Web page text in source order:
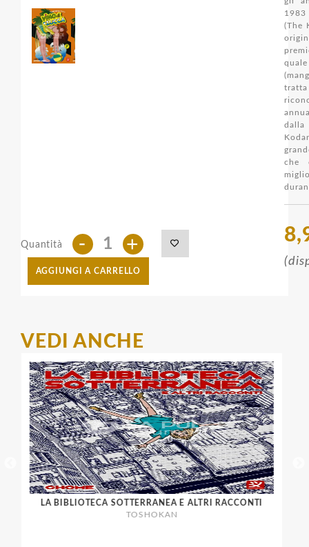
(The
che
Quantità - +
AGGIUNGI A CARRELLO
VEDI ANCHE
LA BIBLIOTECA SOTTERRANEA E ALTRI RACCONTI
TOSHOKAN